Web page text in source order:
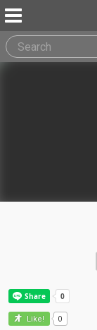
Like! 0